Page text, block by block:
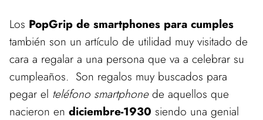
Los PopGrip de smartphones para cumples
también son un artículo de utilidad muy visitado de
cara a regalar a una persona que va a celebrar su
cumpleaños. Son regalos muy buscados para
pegar el teléfono smartphonede aquellos que
nacieron en diciembre-1930 siendo una genial